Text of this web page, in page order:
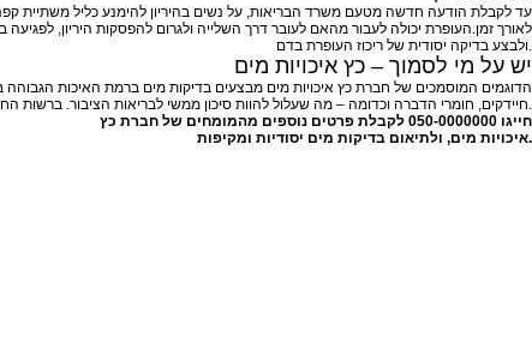
עד לקבלת הודעה חדשה מטעם משרד הבריאות, על נשים בהיריון להימנע כליל משתיית
לאורך זמן.העופרת יכולה לעבור מהאם לעובר דרך השלייה ולגרום להפסקות היריון,
ולבצע בדיקה יסודית של ריכוז העופרת בדם.
יש על מי לסמוך – כץ איכויות מים
הדוגמים המוסמכים של חברת כץ איכויות מים מבצעים בדיקות מים ברמת האיכות הגבוהה
חיידקים, חומרי הדברה וכדומה – מה שעלול להוות סיכון ממשי לבריאות הציבור. ברשות החברה, רישיון מטעם משרד הבריאות, יותר מ-25 שנות ניסיון בתחום וכל האמצעים הטכנולוגיים לבצע בדיקות מים ולוודא כי אין עופרת בקפה שלכם.
חייגו 050-0000000 לקבלת פרטים נוספים מהמומחים של חברת כץ
איכויות מים, ולתיאום בדיקות מיםיסודיות ומקיפות.